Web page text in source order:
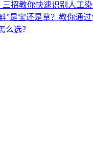
三招教你快速识别人工
”是宝还是草？教你通
么选？